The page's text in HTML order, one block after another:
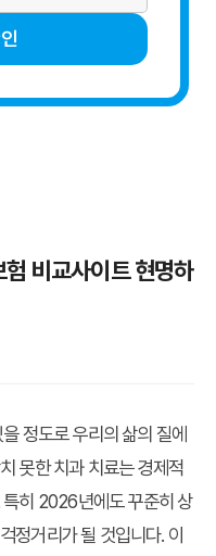
비교사이트 현명하
정도로 우리의 삶의 질에
못한 치과 치료는 경제적
히 2026년에도 꾸준히 상
정거리가 될 것입니다. 이